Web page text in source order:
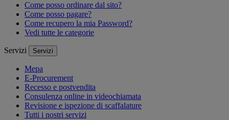
Come posso ordinare dal sito?
Come posso pagare?
Come recupero la mia Password?
Vedi tutte le categorie
Servizi Servizi
Mepa
E-Procurement
Recesso e postvendita
Consulenza online in videochiamata
Revisione e ispezione di scaffalature
Tutti i nostri servizi